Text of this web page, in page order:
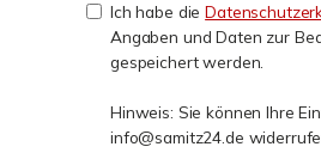
Ich habe die
Angaben und Daten zur
gespeichert werden.
Hinweis: Sie können Ihre
info@samitz24.de